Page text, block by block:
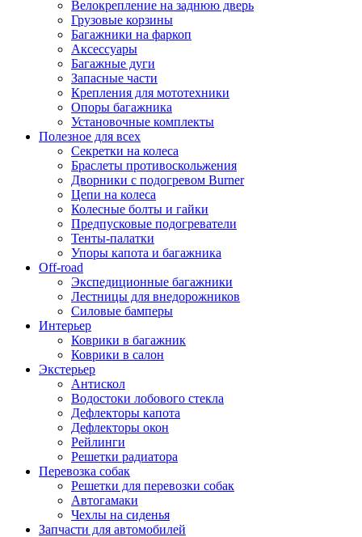
Велокрепление на заднюю дверь
Грузовые корзины
Багажники на фаркоп
Аксессуары
Багажные дуги
Запасные части
Крепления для мототехники
Опоры багажника
Установочные комплекты
Полезное для всех
Секретки на колеса
Браслеты противоскольжения
Дворники с подогревом Burner
Цепи на колеса
Колесные болты и гайки
Предпусковые подогреватели
Тенты-палатки
Упоры капота и багажника
Off-road
Экспедиционные багажники
Лестницы для внедорожников
Силовые бамперы
Интерьер
Коврики в багажник
Коврики в салон
Экстерьер
Антискол
Водостоки лобового стекла
Дефлекторы капота
Дефлекторы окон
Рейлинги
Решетки радиатора
Перевозка собак
Решетки для перевозки собак
Автогамаки
Чехлы на сиденья
Запчасти для автомобилей